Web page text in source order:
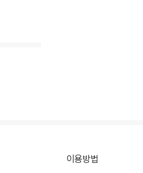
이용방법